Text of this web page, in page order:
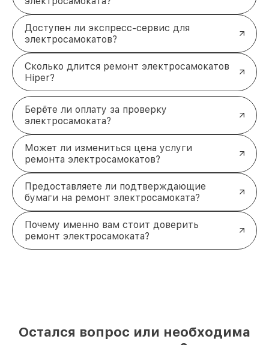
Доступен ли экспресс-сервис для
электросамокатов?
Сколько длится ремонт электросамокатов
Hiper?
Берёте ли оплату за проверку
электросамоката?
Может ли измениться цена услуги
ремонта электросамокатов?
Предоставляете ли подтверждающие
бумаги на ремонт электросамоката?
Почему именно вам стоит доверить
ремонт электросамоката?
Остался вопрос или необходима